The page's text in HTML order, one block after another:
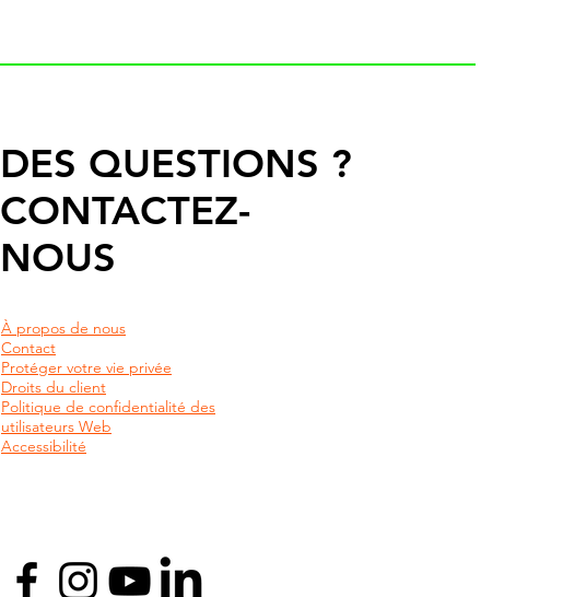
DES QUESTIONS ?
CONTACTEZ-
NOUS
À propos de nous
Contact
Protéger votre vie privée
Droits du client
Politique de confidentialité des
utilisateurs Web
Accessibilité